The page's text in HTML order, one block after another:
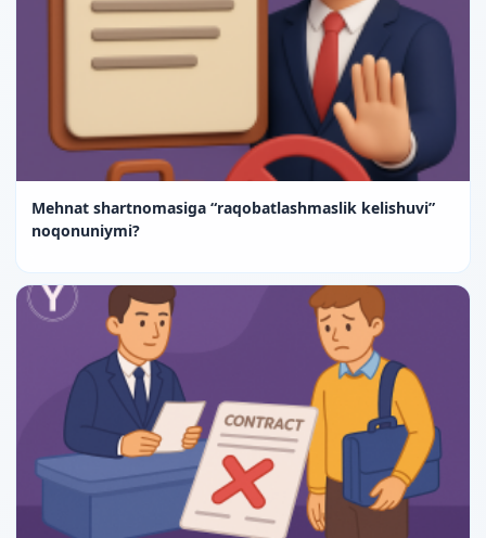
Mehnat shartnomasiga “raqobatlashmaslik kelishuvi”
noqonuniymi?